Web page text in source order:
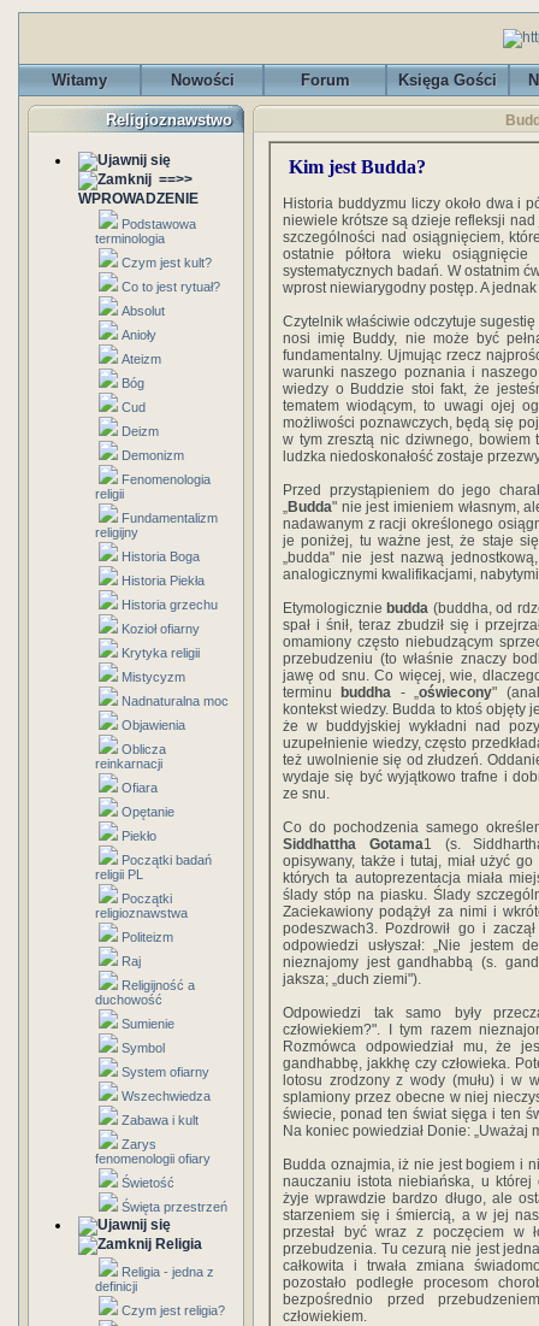
Witamy Nowości Forum Księga Gości
Religioznawstwo
==>>
WPROWADZENIE
Podstawowa
terminologia
Czym jest kult?
Co to jest rytuał?
Absolut
Anioły
Ateizm
Bóg
Cud
Deizm
Demonizm
Fenomenologia
religii
Fundamentalizm
religijny
Historia Boga
Historia Piekła
Historia grzechu
Kozioł ofiarny
Krytyka religii
Mistycyzm
Nadnaturalna moc
Objawienia
Oblicza
reinkarnacji
Ofiara
Opętanie
Piekło
Początki badań
religii PL
Początki
religioznawstwa
Politeizm
Raj
Religijność a
duchowość
Sumienie
Symbol
System ofiarny
Wszechwiedza
Zabawa i kult
Zarys
fenomenologii ofiary
Świetość
Święta przestrzeń
Religia
Religia - jedna z
definicji
Czym jest religia?
Kim jest Budda?
Historia buddyzmu liczy około dwa i
niewiele krótsze są dzieje refleksji nad
szczególności nad osiągnięciem,
ostatnie półtora wieku
systematycznych badań. W ostatnim
wprost niewiarygodny postęp. A jednak
Czytelnik właściwie odczytuje
nosi imię Buddy, nie może być
fundamentalny. Ujmując rzecz
warunki naszego poznania i
wiedzy o Buddzie stoi fakt, że
tematem wiodącym, to uwagi ojej
możliwości poznawczych, będą się
w tym zresztą nic dziwnego, bowiem
ludzka niedoskonałość zostaje
Przed przystąpieniem do jego
„Budda" nie jest imieniem własnym,
nadawanym z racji określonego
je poniżej, tu ważne jest, że staje
„budda" nie jest nazwą
analogicznymi kwalifikacjami,
Etymologicznie budda (buddha, od
spał i śnił, teraz zbudził się i
omamiony często niebudzącym
przebudzeniu (to właśnie znaczy
jawę od snu. Co więcej, wie,
terminu
buddha - „oświecony"
kontekst wiedzy. Budda to ktoś objęty
że w buddyjskiej wykładni nad
uzupełnienie wiedzy, często
też uwolnienie się od złudzeń.
wydaje się być wyjątkowo trafne i
ze snu.
Co do pochodzenia samego
Siddhattha Gotama1 (s.
opisywany, także i tutaj, miał użyć
których ta autoprezentacja miała
ślady stóp na piasku. Ślady
Zaciekawiony podążył za nimi i
podeszwach3. Pozdrowił go i
odpowiedzi usłyszał: „Nie jestem
nieznajomy jest gandhabbą (s.
jaksza; „duch ziemi").
Odpowiedzi tak samo były
człowiekiem?". I tym razem
Rozmówca odpowiedział mu, że
gandhabbę, jakkhę czy człowieka.
lotosu zrodzony z wody (mułu) i w
splamiony przez obecne w niej
świecie, ponad ten świat sięga i ten
Na koniec powiedział Donie:
Budda oznajmia, iż nie jest bogiem i
nauczaniu istota niebiańska, u
żyje wprawdzie bardzo długo, ale
starzeniem się i śmiercią, a w jej
przestał być wraz z poczęciem w
przebudzenia. Tu cezurą nie jest
całkowita i trwała zmiana
pozostało podległe procesom
bezpośrednio przed
człowiekiem.